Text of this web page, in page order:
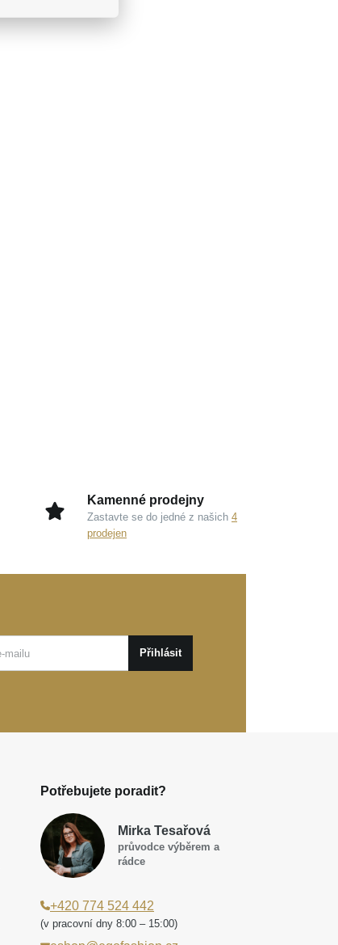
Kamenné prodejny
Zastavte se do jedné z našich 4
prodejen
Přihlásit
Potřebujete poradit?
Mirka Tesařová
průvodce výběrem a
rádce
+420 774 524 442
(v pracovní dny 8:00 – 15:00)